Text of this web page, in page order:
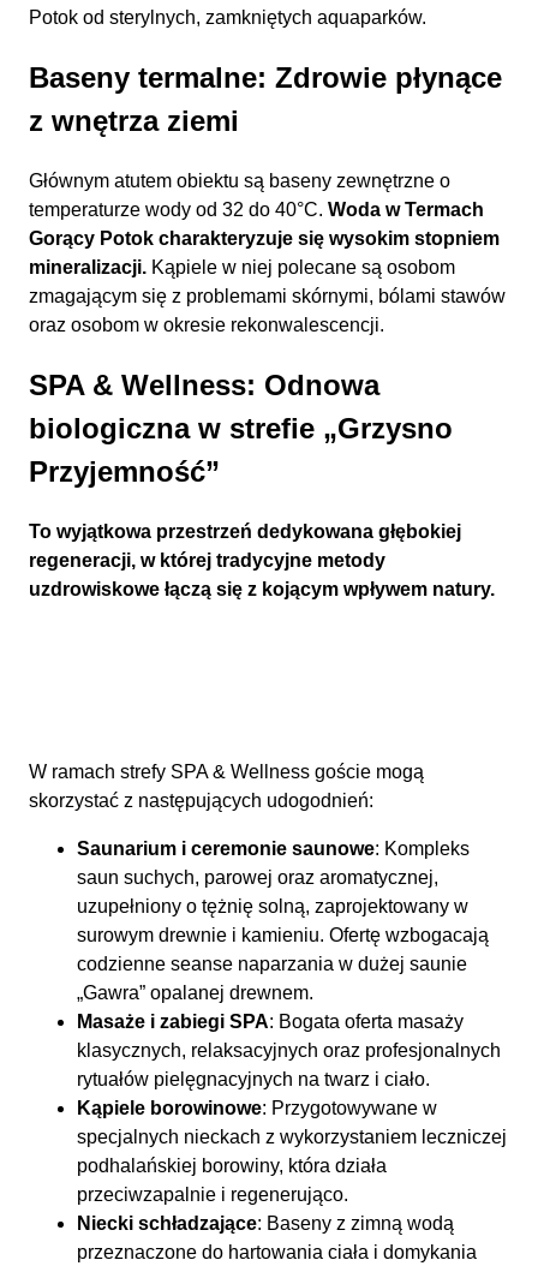
Potok od sterylnych, zamkniętych aquaparków.
Baseny termalne: Zdrowie płynące
z wnętrza ziemi
Głównym atutem obiektu są baseny zewnętrzne o
temperaturze wody od 32 do 40°C. Woda w Termach
Gorący Potok charakteryzuje się wysokim stopniem
mineralizacji. Kąpiele w niej polecane są osobom
zmagającym się z problemami skórnymi, bólami stawów
oraz osobom w okresie rekonwalescencji.
SPA & Wellness: Odnowa
biologiczna w strefie „Grzysno
Przyjemność”
To wyjątkowa przestrzeń dedykowana głębokiej
regeneracji, w której tradycyjne metody
uzdrowiskowe łączą się z kojącym wpływem natury.
W ramach strefy SPA & Wellness goście mogą
skorzystać z następujących udogodnień:
Saunarium i ceremonie saunowe: Kompleks
saun suchych, parowej oraz aromatycznej,
uzupełniony o tężnię solną, zaprojektowany w
surowym drewnie i kamieniu. Ofertę wzbogacają
codzienne seanse naparzania w dużej saunie
„Gawra” opalanej drewnem.
Masaże i zabiegi SPA: Bogata oferta masaży
klasycznych, relaksacyjnych oraz profesjonalnych
rytuałów pielęgnacyjnych na twarz i ciało.
Kąpiele borowinowe: Przygotowywane w
specjalnych nieckach z wykorzystaniem leczniczej
podhalańskiej borowiny, która działa
przeciwzapalnie i regenerująco.
Niecki schładzające: Baseny z zimną wodą
przeznaczone do hartowania ciała i domykania